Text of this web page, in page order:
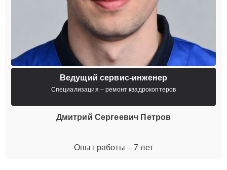
Ведущий сервис-инженер
Специализация – ремонт квадрокоптеров
Дмитрий Сергеевич Петров
Опыт работы – 7 лет